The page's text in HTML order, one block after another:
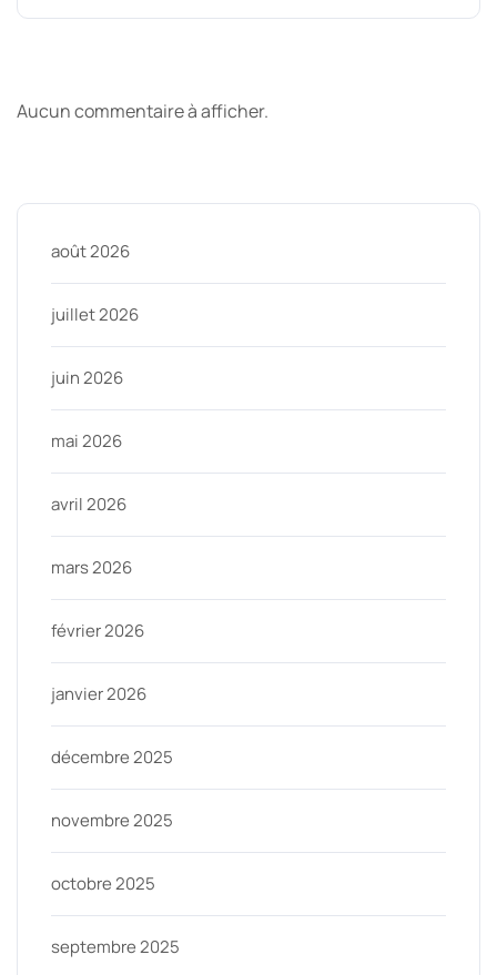
Aucun commentaire à afficher.
août 2026
juillet 2026
juin 2026
mai 2026
avril 2026
mars 2026
février 2026
janvier 2026
décembre 2025
novembre 2025
octobre 2025
septembre 2025